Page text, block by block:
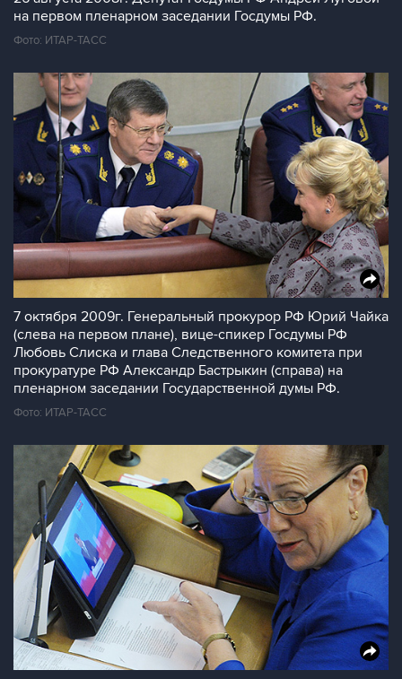
на первом пленарном заседании Госдумы РФ.
Фото: ИТАР-ТАСС
7 октября 2009г. Генеральный прокурор РФ Юрий Чайка
(слева на первом плане), вице-спикер Госдумы РФ
Любовь Слиска и глава Следственного комитета при
прокуратуре РФ Александр Бастрыкин (справа) на
пленарном заседании Государственной думы РФ.
Фото: ИТАР-ТАСС